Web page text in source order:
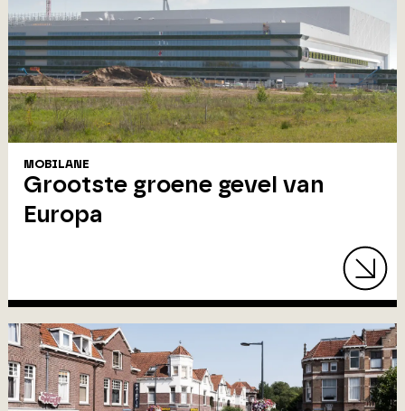
MOBILANE
Grootste groene gevel van
Europa